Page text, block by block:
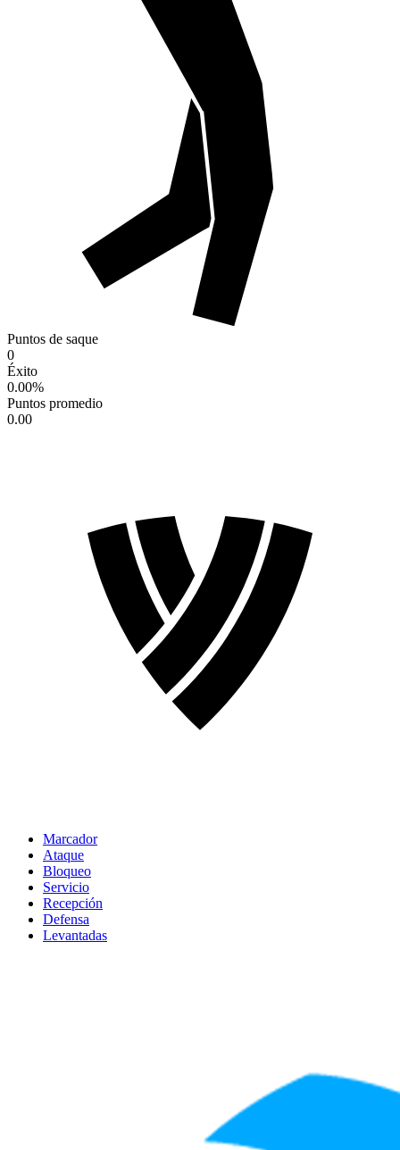
Puntos de saque
0
Éxito
0.00%
Puntos promedio
0.00
Marcador
Ataque
Bloqueo
Servicio
Recepción
Defensa
Levantadas